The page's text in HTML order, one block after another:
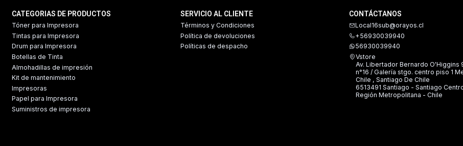
CATEGORIAS DE PRODUCTOS
Tóner para Impresora
Tintas para Impresora
Drum para Impresora
Botellas de Tinta
Almohadillas de impresión
Kit de mantenimiento
Impresoras
Papel para Impresora
Suministros de impresora
SERVICIO AL CLIENTE
Términos y Condiciones
Política de devoluciones
Políticas de despacho
CONTÁCTANOS
Local16sub@orayos.cl
+56930039940
56930039940
Vstore
Av. Libertador Bernardo O'Higgins
n°16 / Galería stgo. centro piso 1
Chile , Santiago De Chile
6513491 Santiago - Santiago
Región Metropolitana - Chile